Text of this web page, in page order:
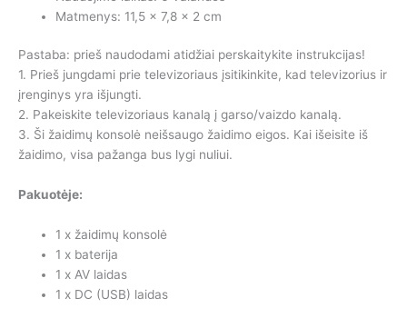
Matmenys: 11,5 x 7,8 x 2 cm
Pastaba: prieš naudodami atidžiai perskaitykite instrukcijas!
1. Prieš jungdami prie televizoriaus įsitikinkite, kad televizorius ir
įrenginys yra išjungti.
2. Pakeiskite televizoriaus kanalą į garso/vaizdo kanalą.
3. Ši žaidimų konsolė neišsaugo žaidimo eigos. Kai išeisite iš
žaidimo, visa pažanga bus lygi nuliui.
Pakuotėje:
1 x žaidimų konsolė
1 x baterija
1 x AV laidas
1 x DC (USB) laidas